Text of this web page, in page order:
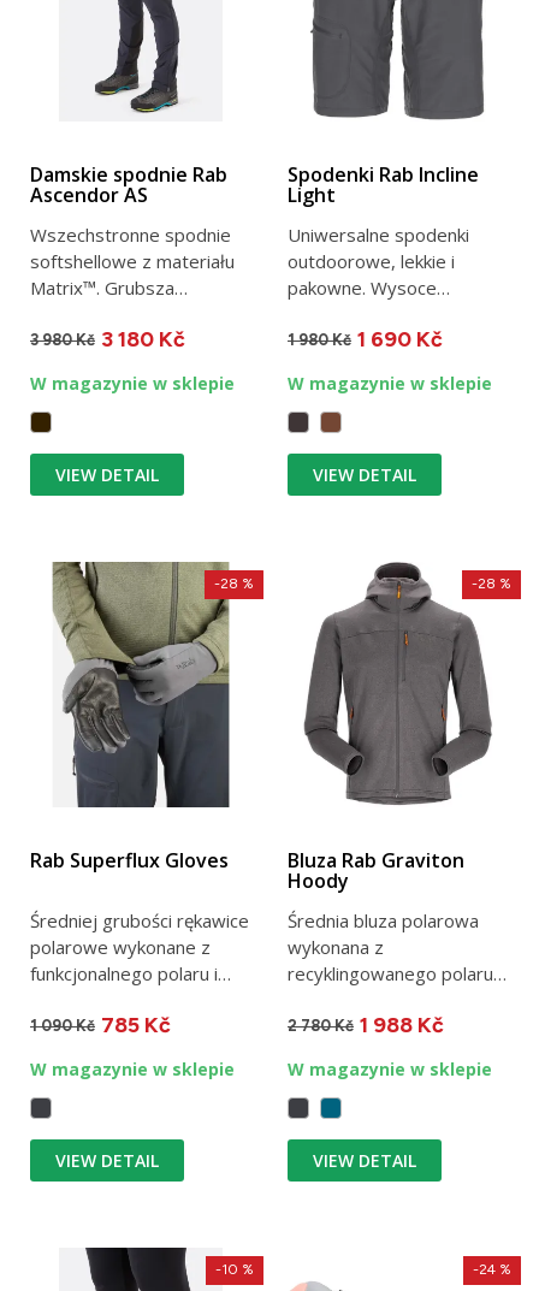
Damskie spodnie Rab
Ascendor AS
Wszechstronne spodnie
softshellowe z materiału
Matrix™. Grubsza
do...
3 980 Kč 3 180 Kč
W magazynie w sklepie
VIEW DETAIL
Spodenki Rab Incline
Light
Uniwersalne spodenki
outdoorowe, lekkie i
pakowne. Wysoce
doskonale...
1 980 Kč 1 690 Kč
W magazynie w sklepie
VIEW DETAIL
Rab Superflux Gloves
Średniej grubości rękawice
polarowe wykonane z
funkcjonalnego polaru i
Oddychające,...
1 090 Kč
-28 %
785 Kč
W magazynie w sklepie
VIEW DETAIL
Bluza Rab Graviton
Hoody
Średnia bluza polarowa
wykonana z
recyklingowanego polaru
G. Idealna do...
2 780 Kč
-28 %
1 988 Kč
W magazynie w sklepie
VIEW DETAIL
-10 % -24 %